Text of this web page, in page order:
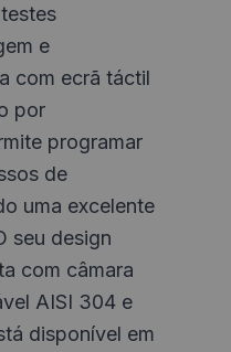
e
com ecrã táctil
por
programar
de
uma excelente
seu design
com câmara
AISI 304 e
disponível em